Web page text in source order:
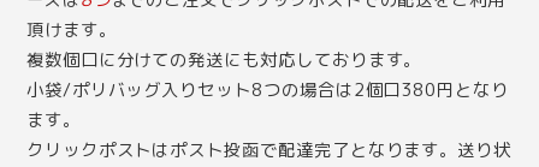
頂けます。
複数個口に分けての発送にも対応しております。
小袋/ポリバッグ入りセット8つの場合は2個口380円となり
ます。
クリックポストはポスト投函で配達完了となります。送り状